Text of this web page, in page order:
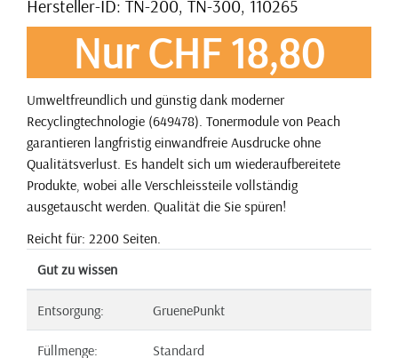
Hersteller-ID: TN-200, TN-300, 110265
Nur CHF 18,80
Umweltfreundlich und günstig dank moderner
Recyclingtechnologie (649478). Tonermodule von Peach
garantieren langfristig einwandfreie Ausdrucke ohne
Qualitätsverlust. Es handelt sich um wiederaufbereitete
Produkte, wobei alle Verschleissteile vollständig
ausgetauscht werden. Qualität die Sie spüren!
Reicht für: 2200 Seiten.
Gut zu wissen
Entsorgung: GruenePunkt
Füllmenge: Standard